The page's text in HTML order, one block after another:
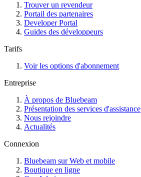
Trouver un revendeur
Portail des partenaires
Developer Portal
Guides des développeurs
Tarifs
Voir les options d'abonnement
Entreprise
À propos de Bluebeam
Présentation des services d'assistance
Nous rejoindre
Actualités
Connexion
Bluebeam sur Web et mobile
Boutique en ligne